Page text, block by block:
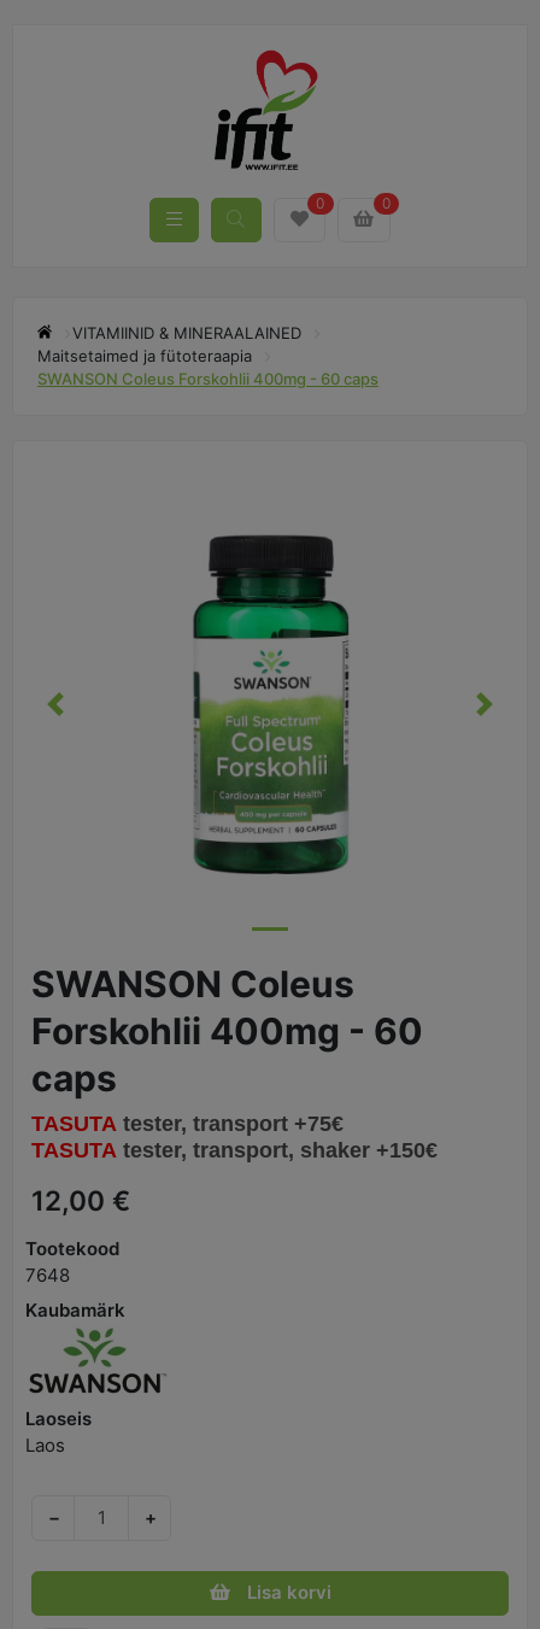
0 0
VITAMIINID & MINERAALAINED
Maitsetaimed ja fütoteraapia
SWANSON Coleus Forskohlii 400mg - 60 caps
Eelmine
SWANSON Coleus
Forskohlii 400mg - 60
caps
TASUTA tester, transport +75€
TASUTA tester, transport, shaker +150€
12,00 €
Tootekood
7648
Kaubamärk
Laoseis
Laos
− +
Lisa korvi